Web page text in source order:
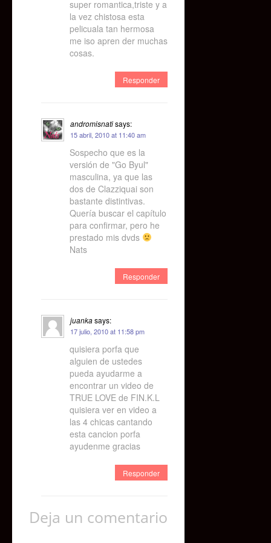
super romantica,triste y a
la vez chistosa esta
pelicuala tan hermosa
me iso apren der muchas
cosas.
Responder
andromisnatisays:
15 abril, 2010 at 11:40 am
Sospecho que es la
versión de "Go Byul"
masculina, ya que las
dos de Clazziquai son
bastante distintivas.
Quería buscar el capítulo
para confirmar, pero he
prestado mis dvds
Nats
Responder
juankasays:
17 julio, 2010 at 11:58 pm
quisiera porfa que
alguien de ustedes
pueda ayudarme a
encontrar un video de
TRUE LOVE de FIN.K.L
quisiera ver en video a
las 4 chicas cantando
esta cancion porfa
ayudenme gracias
Responder
Deja un comentario